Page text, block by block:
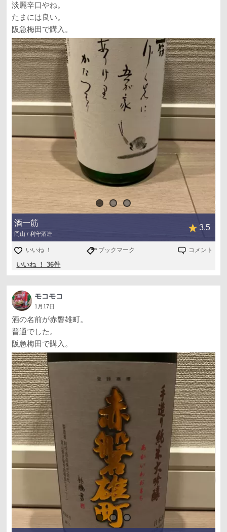
淡麗辛口やね。
たまには良い。
阪急梅田で購入。
酒一筋
岡山 / 利守酒造
3.5
いいね ！ ブックマーク コメント
いいね ！ 36件
モコモコ
1月17日
酒の名前が赤磐雄町。
普通でした。
阪急梅田で購入。